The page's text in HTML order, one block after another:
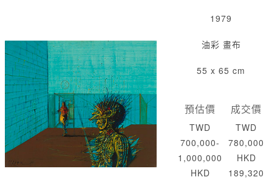
1979
油彩 畫布
55 x 65 cm
預估價
TWD
700,000-
1,000,000
HKD
成交價
TWD
780,000
HKD
189,320